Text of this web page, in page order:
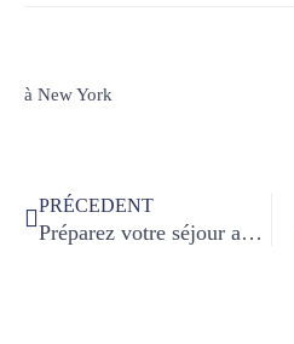
à New York
PRÉCEDENT
Préparez votre séjour au YUCATAN